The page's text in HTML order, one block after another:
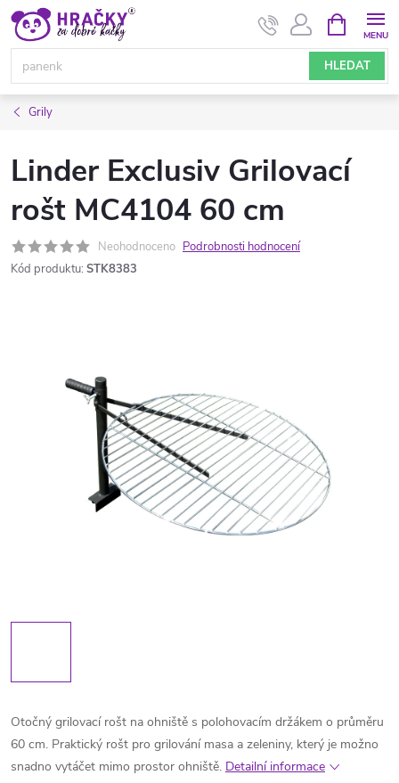
Přejít
obsah
HLEDAT
NÁKUPNÍ
KOŠÍK
Grily
Linder Exclusiv Grilovací
rošt MC4104 60 cm
Neohodnoceno Podrobnosti hodnocení
Kód produktu: STK8383
Otočný grilovací rošt na ohniště s polohovacím držákem o průměru
60 cm. Praktický rošt pro grilování masa a zeleniny, který je možno
snadno vytáčet mimo prostor ohniště. Detailní informace